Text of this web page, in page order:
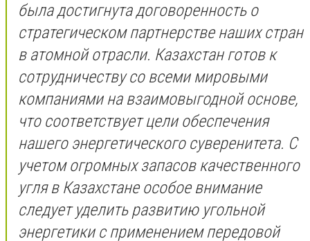
была достигнута договоренность о
стратегическом партнерстве наших стран
в атомной отрасли. Казахстан готов к
сотрудничеству со всеми мировыми
компаниями на взаимовыгодной основе,
что соответствует цели обеспечения
нашего энергетического суверенитета. С
учетом огромных запасов качественного
угля в Казахстане особое внимание
следует уделить развитию угольной
энергетики с применением передовой